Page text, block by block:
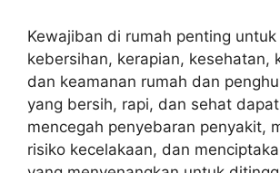
Kewajiban di rumah penting untuk
kebersihan, kerapian, kesehatan,
dan keamanan rumah dan
yang bersih, rapi, dan sehat
mencegah penyebaran penyakit,
risiko kecelakaan, dan